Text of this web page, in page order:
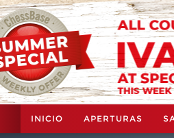
INICIO APERTURAS